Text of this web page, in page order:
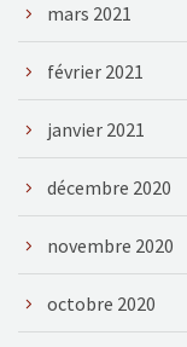
mars 2021
février 2021
janvier 2021
décembre 2020
novembre 2020
octobre 2020